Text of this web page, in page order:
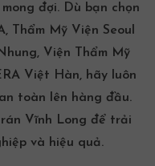
đợi. Dù bạn chọn
Thẩm Mỹ Viện Seoul
Viện Thẩm Mỹ
Việt Hàn, hãy luôn
toàn lên hàng đầu.
Vĩnh Long để trải
và hiệu quả.